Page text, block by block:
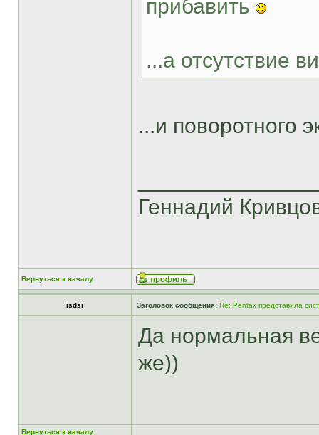
прибавить
...а отсутствие
...и поворотного
Геннадий
Вернуться к началу
isdsi Заголовок сообщения: Re: Pentax представила
Да нормальная
же))
Вернуться к началу